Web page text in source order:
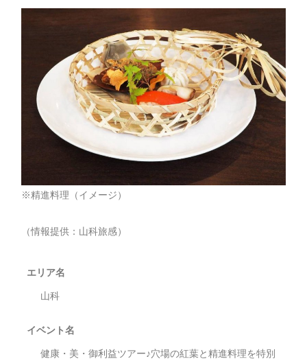
※精進料理（イメージ）
（情報提供：山科旅感）
エリア名
山科
イベント名
健康・美・御利益ツアー♪穴場の紅葉と精進料理を特別